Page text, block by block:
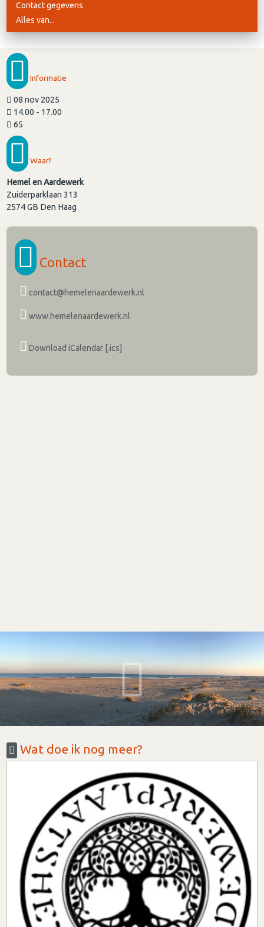
Contact gegevens
Alles van...
Informatie
08 nov 2025
14.00 - 17.00
65
Waar?
Hemel en Aardewerk
Zuiderparklaan 313
2574 GB Den Haag
Contact
contact@hemelenaardewerk.nl
www.hemelenaardewerk.nl
Download iCalendar [.ics]
Wat doe ik nog meer?